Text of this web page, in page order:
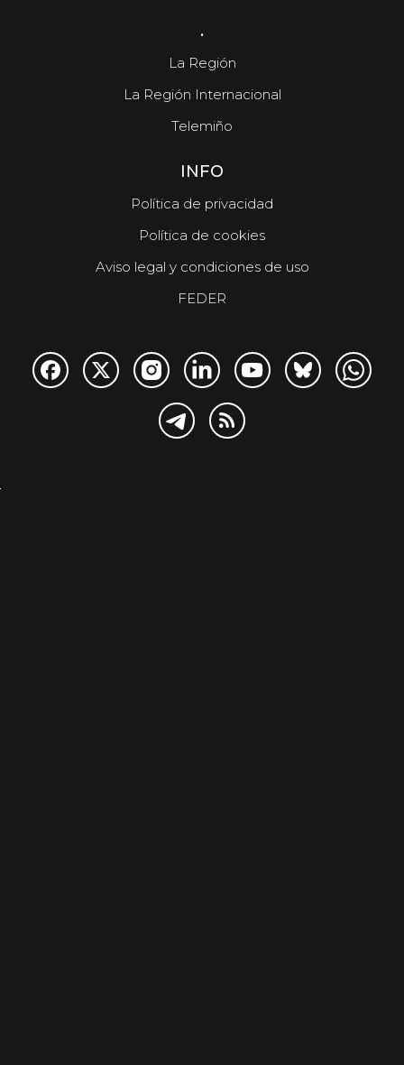
.
La Región
La Región Internacional
Telemiño
INFO
Política de privacidad
Política de cookies
Aviso legal y condiciones de uso
FEDER